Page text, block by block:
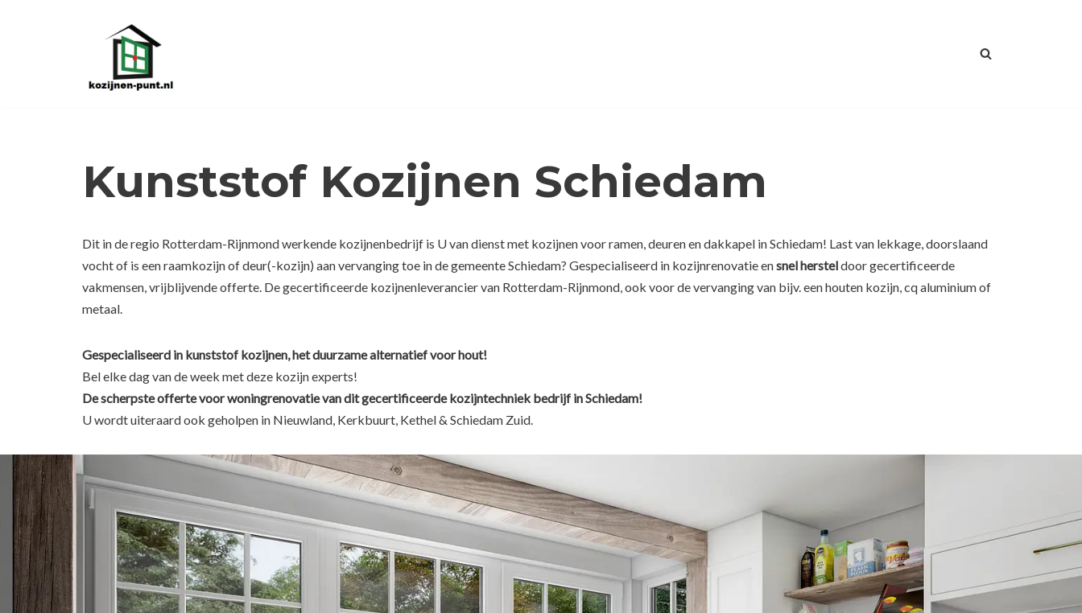
Kunststof Kozijnen Schiedam
Dit in de regio Rotterdam-Rijnmond werkende kozijnenbedrijf is U van dienst met kozijnen voor ramen, deuren en dakkapel in Schiedam! Last van lekkage, doorslaand
vocht of is een raamkozijn of deur(-kozijn) aan vervanging toe in de gemeente Schiedam? Gespecialiseerd in kozijnrenovatie ensnel hersteldoor gecertificeerde
vakmensen, vrijblijvende offerte. De gecertificeerde kozijnenleverancier van Rotterdam-Rijnmond, ook voor de vervanging van bijv. een houten kozijn, cq aluminium of
metaal.
Gespecialiseerd in kunststof kozijnen, het duurzame alternatief voor hout!
Bel elke dag van de week met deze kozijn experts!
De scherpsteofferte voor woningrenovatie van dit gecertificeerde kozijntechniek bedrijf in Schiedam!
U wordt uiteraard ook geholpen in Nieuwland, Kerkbuurt, Kethel & Schiedam Zuid.